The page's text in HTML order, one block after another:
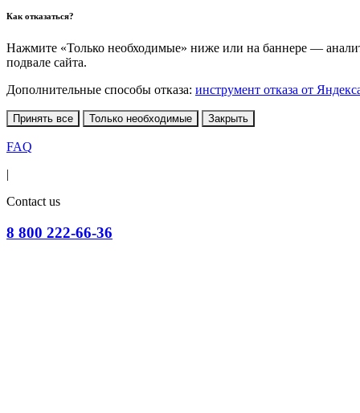
Как отказаться?
Нажмите «Только необходимые» ниже или на баннере —
подвале сайта.
Дополнительные способы отказа: инструмент отказа от
Принять все Только необходимые Закрыть
FAQ
|
Contact us
8 800 222-66-36